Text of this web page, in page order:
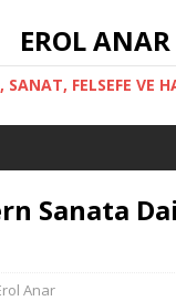
EROL ANAR
SANAT, FELSEFE VE
Sanata
Anar